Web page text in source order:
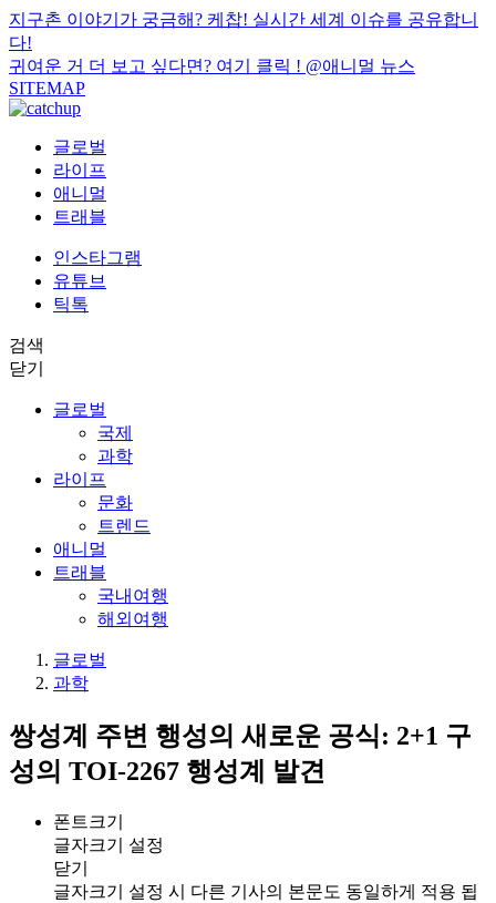
지구촌 이야기가 궁금해? 케찹! 실시간 세계 이슈를 공유합니
다!
귀여운 거 더 보고 싶다면? 여기 클릭 ! @애니멀 뉴스
SITEMAP
글로벌
라이프
애니멀
트래블
인스타그램
유튜브
틱톡
검색
닫기
글로벌
국제
과학
라이프
문화
트렌드
애니멀
트래블
국내여행
해외여행
글로벌
과학
쌍성계 주변 행성의 새로운 공식: 2+1 구
성의 TOI-2267 행성계 발견
폰트크기
글자크기 설정
닫기
글자크기 설정 시 다른 기사의 본문도 동일하게 적용 됩